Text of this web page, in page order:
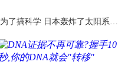
为了搞科学 日本轰炸了太阳系中